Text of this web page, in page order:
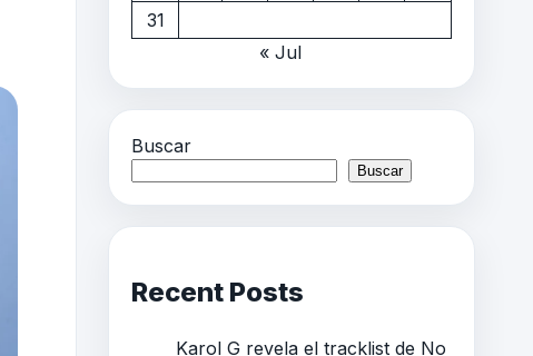
31
« Jul
Buscar
Buscar
Recent Posts
Karol G revela el tracklist de No